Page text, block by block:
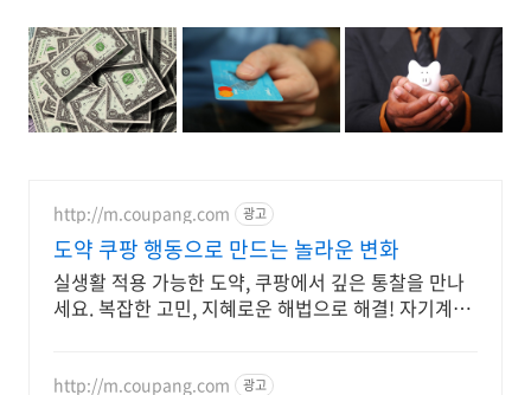
http://m.coupang.com 광고
도약 쿠팡 행동으로 만드는 놀라운 변화
실생활 적용 가능한 도약, 쿠팡에서 깊은 통찰을 만나
세요. 복잡한 고민, 지혜로운 해법으로 해결! 자기계발
http://m.coupang.com 광고